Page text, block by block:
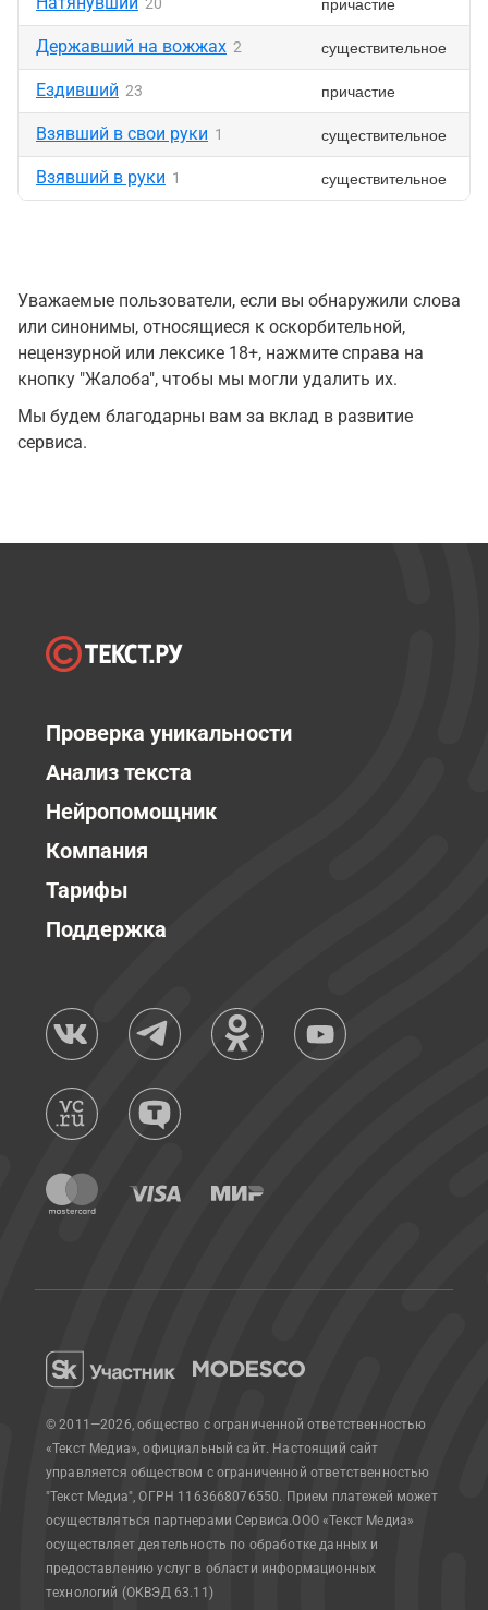
Державший на вожжах 2 существительное
Ездивший 23 причастие
Взявший в свои руки 1 существительное
Взявший в руки 1 существительное
Уважаемые пользователи, если вы обнаружили слова
или синонимы, относящиеся к оскорбительной,
нецензурной или лексике 18+, нажмите справа на
кнопку "Жалоба", чтобы мы могли удалить их.
Мы будем благодарны вам за вклад в развитие
сервиса.
Проверка уникальности
Анализ текста
Нейропомощник
Компания
Тарифы
Поддержка
© 2011—2026, общество с ограниченной ответственностью
«Текст Медиа», официальный сайт. Настоящий сайт
управляется обществом с ограниченной ответственностью
"Текст Медиа", ОГРН 1163668076550. Прием платежей может
осуществляться партнерами Сервиса.ООО «Текст Медиа»
осуществляет деятельность по обработке данных и
предоставлению услуг в области информационных
технологий (ОКВЭД 63.11)